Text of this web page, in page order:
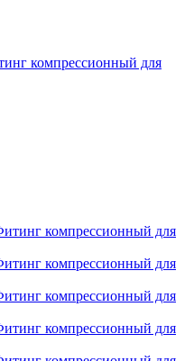
компрессионный для